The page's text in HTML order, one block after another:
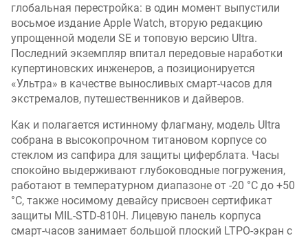
п
о
д
а
т
е
д
б
а
в
л
е
н
и
я
глобальная перестройка: в один момент выпустили
восьмое издание Apple Watch, вторую редакцию
упрощенной модели SE и топовую версию Ultra.
Последний экземпляр впитал передовые наработки
купертиновских инженеров, а позиционируется
«Ультра» в качестве выносливых смарт-часов для
экстремалов, путешественников и дайверов.
Как и полагается истинному флагману, модель Ultra
собрана в высокопрочном титановом корпусе со
стеклом из сапфира для защиты циферблата. Часы
спокойно выдерживают глубоководные погружения,
работают в температурном диапазоне от -20 °С до +50
°С, также носимому девайсу присвоен сертификат
защиты MIL-STD-810H. Лицевую панель корпуса
смарт-часов занимает большой плоский LTPO-экран с